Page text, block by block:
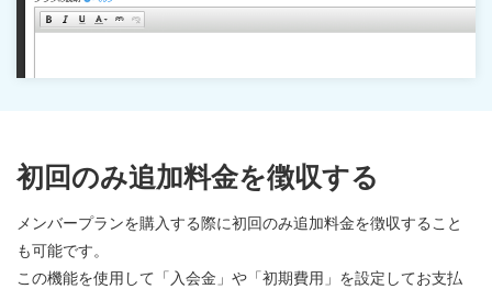
初回のみ追加料金を徴収する
メンバープランを購入する際に初回のみ追加料金を徴収すること
も可能です。
この機能を使用して「入会金」や「初期費用」を設定してお支払